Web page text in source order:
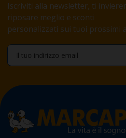
Iscriviti alla newsletter, ti
riposare meglio e sconti
personalizzati sui tuoi prossimi